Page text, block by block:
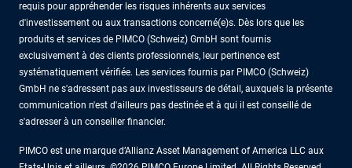
requis pour appréhender les risques inhérents aux services
d'investissement ou aux transactions concerné(e)s. Dès lors que les
produits et services de PIMCO (Schweiz) GmbH sont fournis
exclusivement à des clients professionnels, leur pertinence est
systématiquement vérifiée. Les services fournis par PIMCO (Schweiz)
GmbH ne s'adressent pas aux investisseurs de détail, auxquels la présente
communication n'est d'ailleurs pas destinée et à qui il est conseillé de
s'adresser à un conseiller financier.
PIMCO est une marque d’Allianz Asset Management of America LLC aux